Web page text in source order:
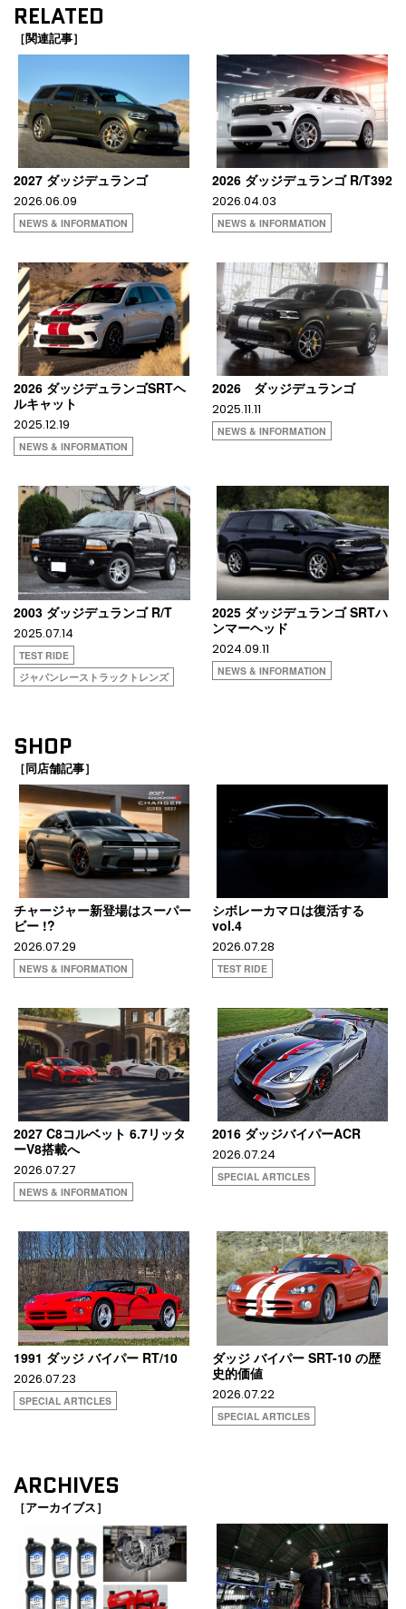
RELATED
［関連記事］
2027 ダッジデュランゴ
2026.06.09
NEWS & INFORMATION
2026 ダッジデュランゴ R/T392
2026.04.03
NEWS & INFORMATION
2026 ダッジデュランゴSRTヘ
ルキャット
2025.12.19
NEWS & INFORMATION
2026 ダッジデュランゴ
2025.11.11
NEWS & INFORMATION
2003 ダッジデュランゴ R/T
2025.07.14
TEST RIDE
ジャパンレーストラックトレンズ
2025 ダッジデュランゴ SRTハ
ンマーヘッド
2024.09.11
NEWS & INFORMATION
SHOP
［同店舗記事］
チャージャー新登場はスーパー
ビー !?
2026.07.29
NEWS & INFORMATION
シボレーカマロは復活する
vol.4
2026.07.28
TEST RIDE
2027 C8コルベット 6.7リッタ
ーV8搭載へ
2026.07.27
NEWS & INFORMATION
2016 ダッジバイパーACR
2026.07.24
SPECIAL ARTICLES
1991 ダッジ バイパー RT/10
2026.07.23
SPECIAL ARTICLES
ダッジ バイパー SRT-10 の歴
史的価値
2026.07.22
SPECIAL ARTICLES
ARCHIVES
［アーカイブス］